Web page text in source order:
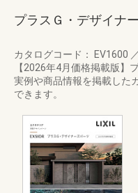
プラスＧ・デザイナ
カタログコード： EV1600 ／
【2026年4月価格掲載版】
実例や商品情報を掲載した
できます。